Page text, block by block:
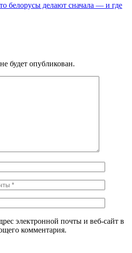
белорусы делают сначала — и где
будет опубликован.
электронной почты и веб-сайт в
комментария.